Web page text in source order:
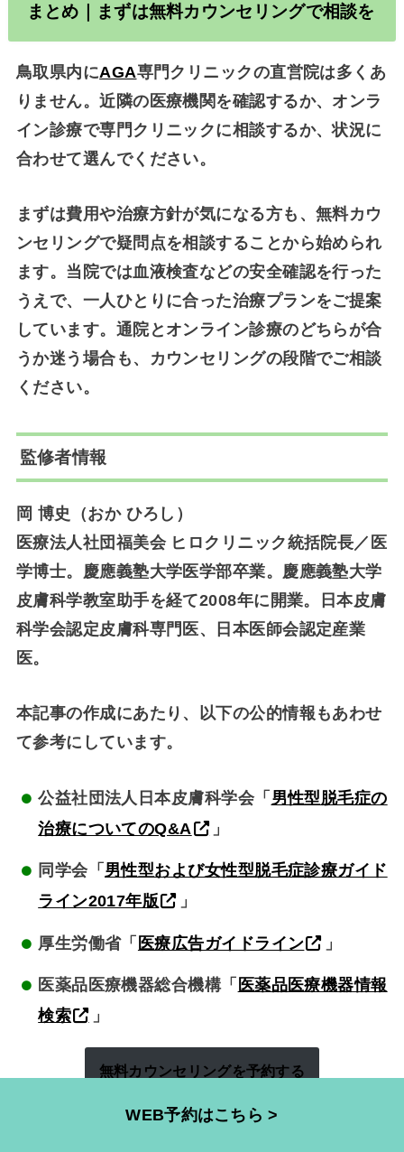
まとめ｜まずは無料カウンセリングで相談を
鳥取県内にAGA専門クリニックの直営院は多くあ
りません。近隣の医療機関を確認するか、オンラ
イン診療で専門クリニックに相談するか、状況に
合わせて選んでください。
まずは費用や治療方針が気になる方も、無料カウ
ンセリングで疑問点を相談することから始められ
ます。当院では血液検査などの安全確認を行った
うえで、一人ひとりに合った治療プランをご提案
しています。通院とオンライン診療のどちらが合
うか迷う場合も、カウンセリングの段階でご相談
ください。
監修者情報
岡 博史（おか ひろし）
医療法人社団福美会 ヒロクリニック統括院長／医
学博士。慶應義塾大学医学部卒業。慶應義塾大学
皮膚科学教室助手を経て2008年に開業。
日本皮膚
科学会認定皮膚科専門医、日本医師会認定産業
医。
本記事の作成にあたり、以下の公的情報もあわせ
て参考にしています。
公益社団法人日本皮膚科学会「 男性型脱毛症の
治療についてのQ&A
」
同学会「 男性型および女性型脱毛症診療ガイド
ライン2017年版
」
厚生労働省「 医療広告ガイドライン 」
医薬品医療機器総合機構「 医薬品医療機器情報
検索
」
無料カウンセリングを予約する
お電話でのご相談はこちら（全院共通フリーダイ
WEB予約はこちら >